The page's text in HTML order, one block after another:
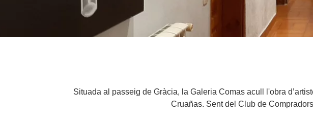
Situada al passeig de Gràcia, la Galeria Comas acull l'obra
Cruañas. Sent del Club de